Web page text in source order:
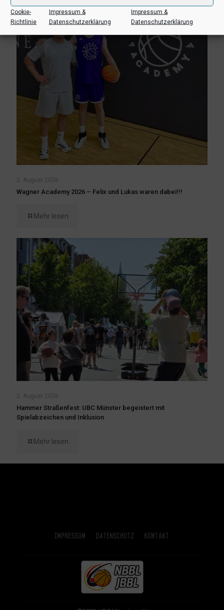
Cookie-
Richtlinie
Impressum &
Datenschutzerklärung
Impressum &
Datenschutzerklärung
2. August 2026
Wagner Academy 2026 – Felix und Lukas waren dabei!!!
Mehr lesen
2. August 2026
Hammer Straßenfest: UBC Münster begeistert mit
Spielabzeichen und Inklusion
Mehr lesen
Impressum Datenschutz Kontakt